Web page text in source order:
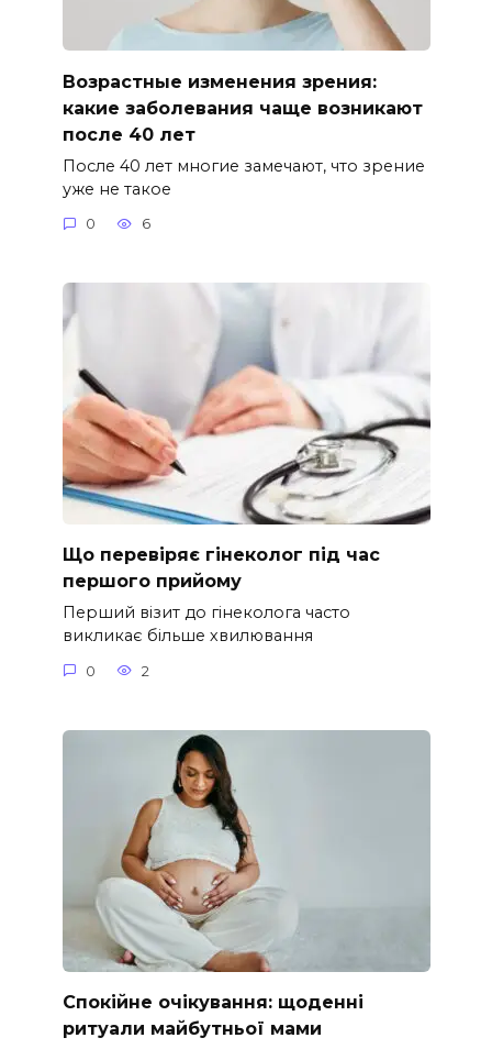
Возрастные изменения зрения:
какие заболевания чаще возникают
после 40 лет
После 40 лет многие замечают, что зрение
уже не такое
0 6
Що перевіряє гінеколог під час
першого прийому
Перший візит до гінеколога часто
викликає більше хвилювання
0 2
Спокійне очікування: щоденні
ритуали майбутньої мами